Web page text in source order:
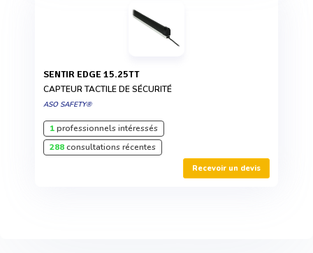
SENTIR EDGE 15.25TT
CAPTEUR TACTILE DE SÉCURITÉ
ASO SAFETY®
1professionnels intéressés
288consultations récentes
Recevoir un devis